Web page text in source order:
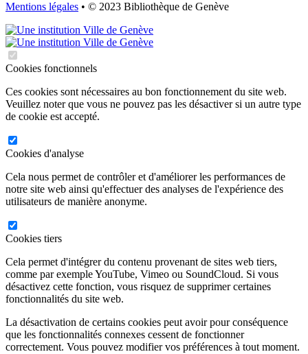
Mentions légales • © 2023 Bibliothèque de Genève
Cookies fonctionnels
Ces cookies sont nécessaires au bon fonctionnement du site web.
Veuillez noter que vous ne pouvez pas les désactiver si un autre type
de cookie est accepté.
Cookies d'analyse
Cela nous permet de contrôler et d'améliorer les performances de
notre site web ainsi qu'effectuer des analyses de l'expérience des
utilisateurs de manière anonyme.
Cookies tiers
Cela permet d'intégrer du contenu provenant de sites web tiers,
comme par exemple YouTube, Vimeo ou SoundCloud. Si vous
désactivez cette fonction, vous risquez de supprimer certaines
fonctionnalités du site web.
La désactivation de certains cookies peut avoir pour conséquence
que les fonctionnalités connexes cessent de fonctionner
correctement. Vous pouvez modifier vos préférences à tout moment.